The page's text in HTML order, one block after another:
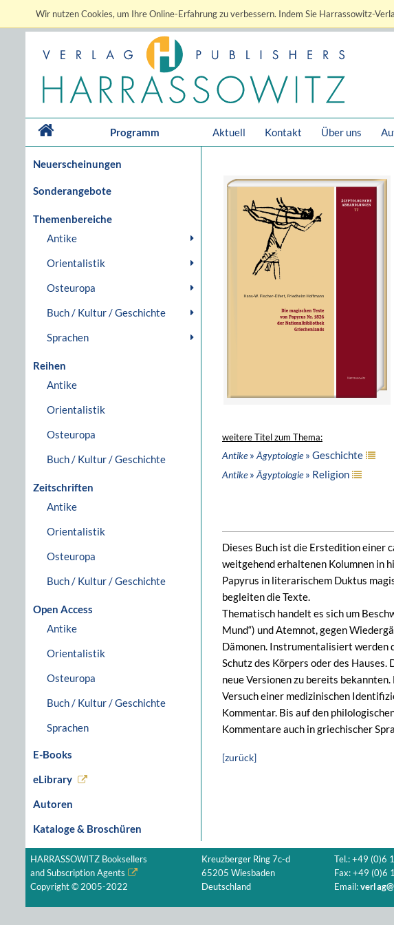
Wir nutzen Cookies, um Ihre Online-Erfahrung zu verbessern. Indem Sie Harrassowitz-
Programm Aktuell Kontakt Über uns
Neuerscheinungen
Sonderangebote
Themenbereiche
Antike
Orientalistik
Osteuropa
Buch / Kultur / Geschichte
Sprachen
Reihen
Antike
Orientalistik
Osteuropa
Buch / Kultur / Geschichte
Zeitschriften
Antike
Orientalistik
Osteuropa
Buch / Kultur / Geschichte
Open Access
Antike
Orientalistik
Osteuropa
Buch / Kultur / Geschichte
Sprachen
E-Books
eLibrary
Autoren
Kataloge & Broschüren
weitere Titel zum Thema:
Antike» Ägyptologie» Geschichte
Antike» Ägyptologie» Religion
Dieses Buch ist die Erstedition einer
weitgehend erhaltenen Kolumnen in
Papyrus in literarischem Duktus
begleiten die Texte.
Thematisch handelt es sich um
Mund“) und Atemnot, gegen
Dämonen. Instrumentalisiert werden
Schutz des Körpers oder des
neue Versionen zu bereits
Versuch einer medizinischen
Kommentar. Bis auf den
Kommentare auch in griechischer
[zurück]
HARRASSOWITZ Booksellers
and Subscription Agents
Copyright © 2005-2022
Kreuzberger Ring 7c-d
65205 Wiesbaden
Deutschland
Tel.: +49 (0)6
Fax: +49 (0)6
Email: